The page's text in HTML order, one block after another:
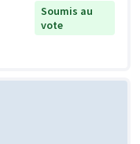
Soumis au
vote